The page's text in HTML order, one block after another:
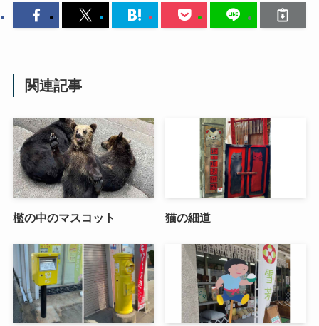
関連記事
檻の中のマスコット 猫の細道